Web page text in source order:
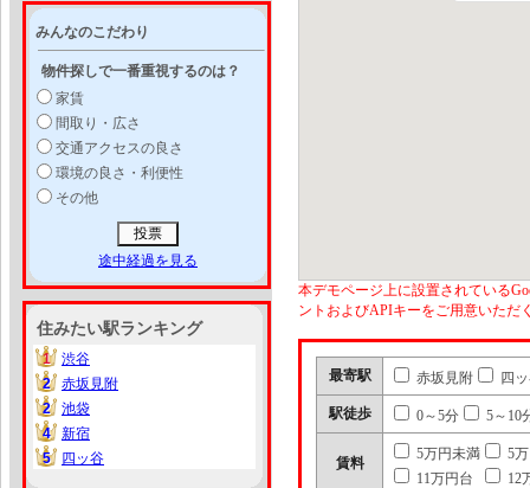
みんなのこだわり
物件探しで一番重視するのは？
家賃
間取り・広さ
交通アクセスの良さ
環境の良さ・利便性
その他
途中経過を見る
住みたい駅ランキング
1
1
渋谷
2
2
赤坂見附
2
2
池袋
4
4
新宿
5
5 四ッ谷
本デモページ上に設置されている
ントおよびAPIキーをご用意いただ
最寄駅 赤坂見附 四
駅徒歩 0～5分 5～10
賃料
5万円未満
5
11万円台
12